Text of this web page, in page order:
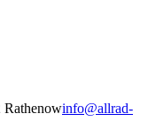
Rathenowinfo@allrad-